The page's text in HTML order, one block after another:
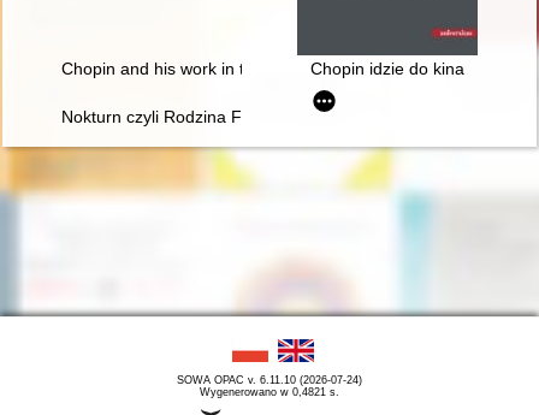
Chopin and his work in the context of culture. Vol 1-2
Chopin idzie do kina
Nokturn czyli Rodzina Fryderyka Chopina i Warszawa w
SOWA OPAC v. 6.11.10 (2026-07-24)
Wygenerowano w 0,4821 s.